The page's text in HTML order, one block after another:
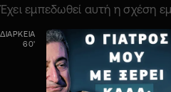
Έχει εμπεδωθεί αυτή η σχέση
ΔΙΑΡΚΕΙΑ
60'